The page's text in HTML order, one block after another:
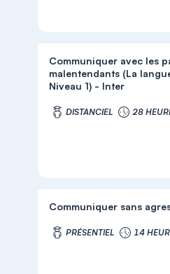
Communiquer avec les
malentendants (La
Niveau 1) - Inter
DISTANCIEL 28
Communiquer sans
PRÉSENTIEL 14